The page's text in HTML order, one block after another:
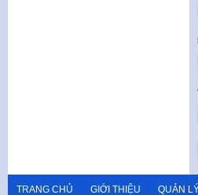
TRANG CHỦ GIỚI THIỆU QUẢN